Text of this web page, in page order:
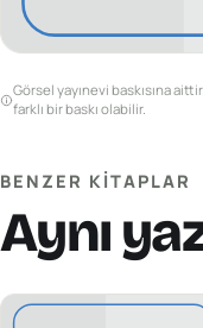
Görsel yayınevi baskısına
farklı bir baskı olabilir.
BENZER KITAPLAR
Aynı